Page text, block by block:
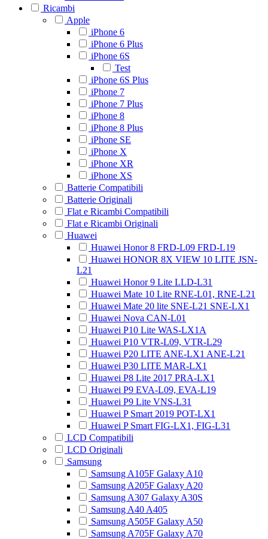
Ricambi
Apple
iPhone 6
iPhone 6 Plus
iPhone 6S
Test
iPhone 6S Plus
iPhone 7
iPhone 7 Plus
iPhone 8
iPhone 8 Plus
iPhone SE
iPhone X
iPhone XR
iPhone XS
Batterie Compatibili
Batterie Originali
Flat e Ricambi Compatibili
Flat e Ricambi Originali
Huawei
Huawei Honor 8 FRD-L09 FRD-L19
Huawei HONOR 8X VIEW 10 LITE JSN-
L21
Huawei Honor 9 Lite LLD-L31
Huawei Mate 10 Lite RNE-L01, RNE-L21
Huawei Mate 20 lite SNE-L21 SNE-LX1
Huawei Nova CAN-L01
Huawei P10 Lite WAS-LX1A
Huawei P10 VTR-L09, VTR-L29
Huawei P20 LITE ANE-LX1 ANE-L21
Huawei P30 LITE MAR-LX1
Huawei P8 Lite 2017 PRA-LX1
Huawei P9 EVA-L09, EVA-L19
Huawei P9 Lite VNS-L31
Huawei P Smart 2019 POT-LX1
Huawei P Smart FIG-LX1, FIG-L31
LCD Compatibili
LCD Originali
Samsung
Samsung A105F Galaxy A10
Samsung A205F Galaxy A20
Samsung A307 Galaxy A30S
Samsung A40 A405
Samsung A505F Galaxy A50
Samsung A705F Galaxy A70